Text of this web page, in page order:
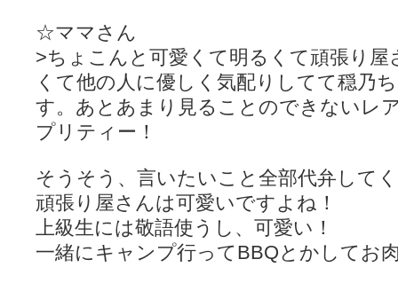
☆ママさん
>ちょこんと可愛くて明るくて頑張り屋
くて他の人に優しく気配りしてて穏乃
す。あとあまり見ることのできないレ
プリティー！
そうそう、言いたいこと全部代弁して
頑張り屋さんは可愛いですよね！
上級生には敬語使うし、可愛い！
一緒にキャンプ行ってBBQとかしてお